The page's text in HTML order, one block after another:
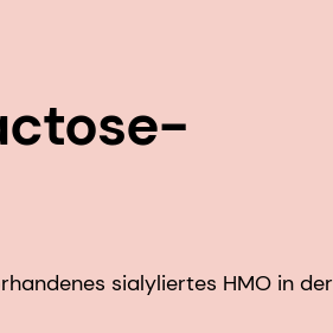
sialyliertes HMO in der